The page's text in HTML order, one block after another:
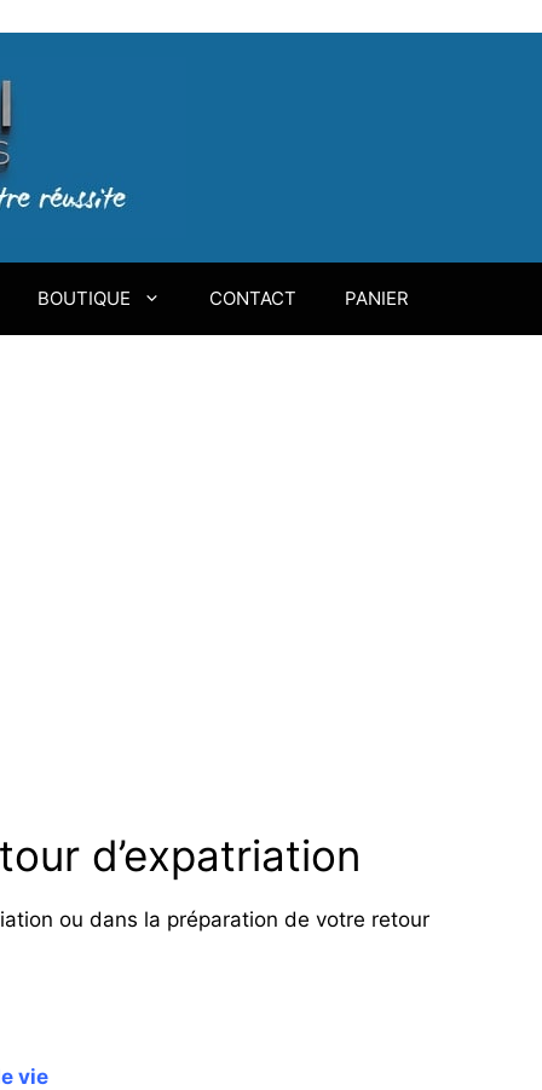
BOUTIQUE CONTACT PANIER
d’expatriation
ou dans la préparation de votre retour
vie